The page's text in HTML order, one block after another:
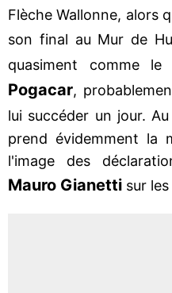
Flèche Wallonne, alors
son final au Mur de
quasiment comme
Pogacar,
lui succéder un jour.
prend évidemment la
l'image des
Mauro Gianetti sur